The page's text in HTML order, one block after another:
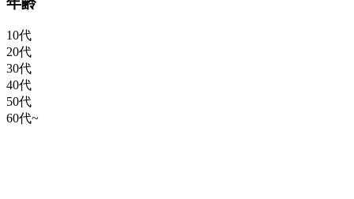
10代
20代
30代
40代
50代
60代~